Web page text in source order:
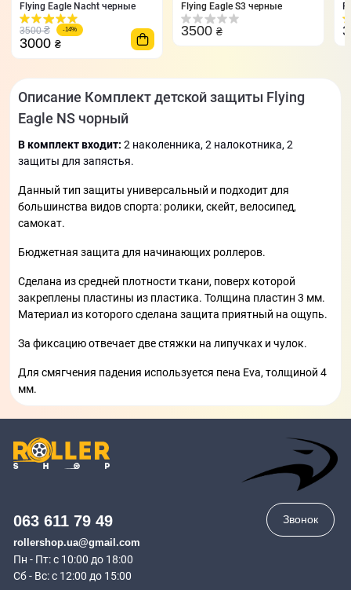
Flying Eagle Nacht черные
3500₴ -14%
3000 ₴
Flying Eagle S3 черные
3500 ₴
Описание Комплект детской защиты Flying
Eagle NS чорный
В комплект входит: 2 наколенника, 2 налокотника, 2
защиты для запястья.
Данный тип защиты универсальный и подходит для
большинства видов спорта: ролики, скейт, велосипед,
самокат.
Бюджетная защита для начинающих роллеров.
Сделана из средней плотности ткани, поверх которой
закреплены пластины из пластика. Толщина пластин 3 мм.
Материал из которого сделана защита приятный на ощупь.
За фиксацию отвечает две стяжки на липучках и чулок.
Для смягчения падения используется пена Eva, толщиной 4
мм.
063 611 79 49
rollershop.ua@gmail.com
Пн - Пт: с 10:00 до 18:00
Сб - Вс: с 12:00 до 15:00
Звонок